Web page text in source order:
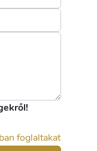
foglaltakat